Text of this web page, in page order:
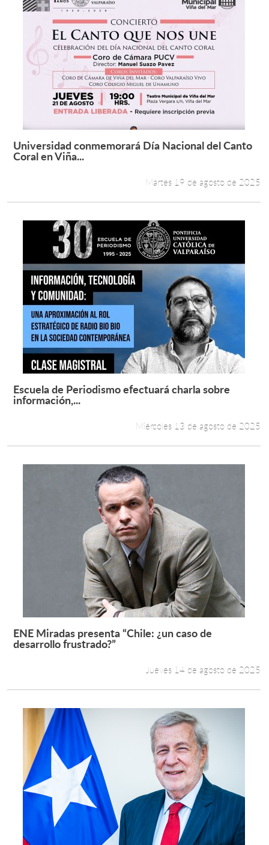
Leer más +
Universidad conmemorará Día Nacional del Canto
Coral en Viña...
Martes 19 de agosto de 2025
Leer más +
Escuela de Periodismo efectuará charla sobre
información,...
Miércoles 13 de agosto de 2025
Leer más +
ENE Miradas presenta “Chile: ¿un caso de
desarrollo frustrado?”
Jueves 14 de agosto de 2025